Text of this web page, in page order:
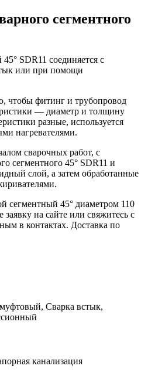
сегментного
SDR11 соединяется с
или при помощи
чтобы фитинг и трубопровод
— диаметр и толщину
разные, используется
нагревателями.
сварочных работ, с
сегментного 45° SDR11 и
слой, а затем обработанные
сегментный 45° диаметром 110
на сайте или свяжитесь с
в контактах. Доставка по
Сварка встык,
канализация